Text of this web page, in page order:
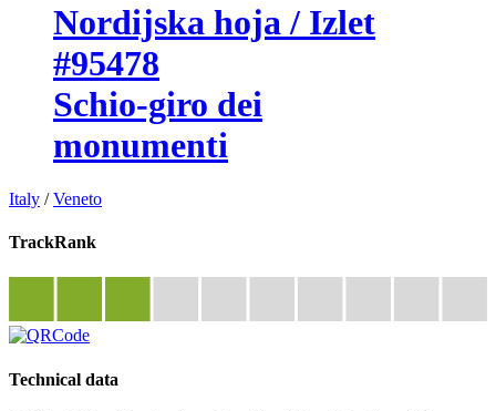
Nordijska hoja / Izlet
#95478
Schio-giro dei
monumenti
Italy /Veneto
TrackRank
Technical data